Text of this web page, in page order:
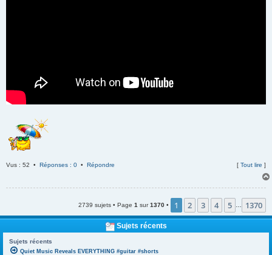
Vus : 52 • Réponses : 0 • Répondre [ Tout lire ]
2739 sujets • Page 1 sur1370 • 1 2 3 4 5 1370
Sujets récents
Sujets récents
Quiet Music Reveals EVERYTHING #guitar #shorts